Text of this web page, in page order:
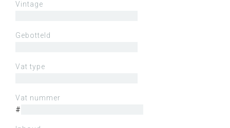
Vintage
Gebotteld
Vat type
Vat nummer
#